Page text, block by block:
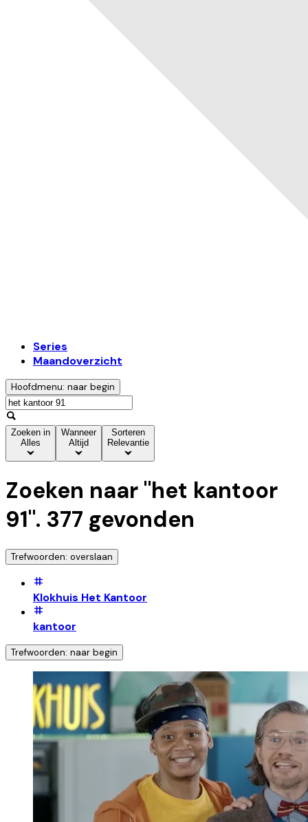
Series
Maandoverzicht
Hoofdmenu: naar begin
Zoeken in
Alles
Wanneer
Altijd
Sorteren
Relevantie
Zoeken naar "het kantoor
91". 377 gevonden
Trefwoorden: overslaan
Klokhuis Het Kantoor
kantoor
Trefwoorden: naar begin